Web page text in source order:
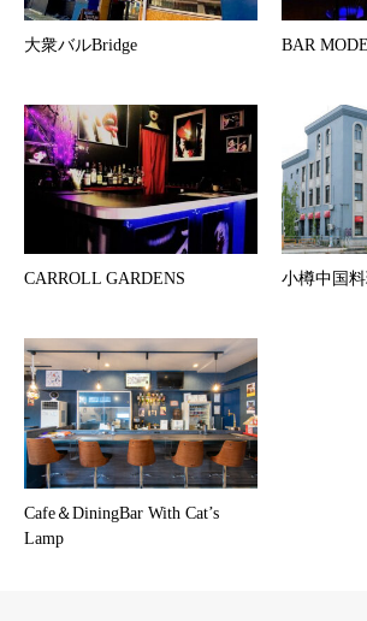
大衆バルBridge BAR
CARROLL GARDENS 小樽中国
Cafe＆DiningBar With Cat’s
Lamp